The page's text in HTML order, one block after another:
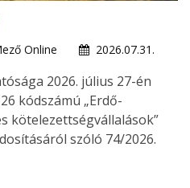
Online
2026.07.31.
2026. július 27-én
kódszámú „Erdő-
kötelezettségvállalások”
szóló 74/2026.